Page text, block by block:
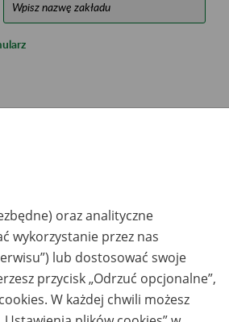
państwowych
oraz analityczne
wykorzystanie przez nas
lub dostosować swoje
przycisk „Odrzuć opcjonalne”,
W każdej chwili możesz